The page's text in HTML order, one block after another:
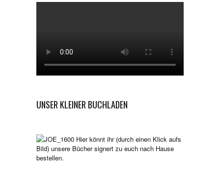
UNSER KLEINER BUCHLADEN
Hier könnt ihr (durch einen Klick aufs
Bild) unsere Bücher signert zu euch nach Hause
bestellen.